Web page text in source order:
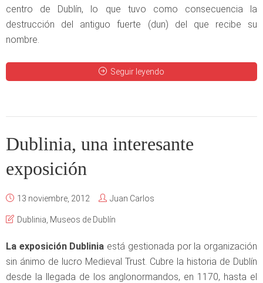
centro de Dublín, lo que tuvo como consecuencia la
destrucción del antiguo fuerte (dun) del que recibe su
nombre.
Seguir leyendo
Dublinia, una interesante
exposición
13 noviembre, 2012 Juan Carlos
Dublinia Museos de Dublín
La exposición Dublinia está gestionada por la organización
sin ánimo de lucro Medieval Trust. Cubre la historia de Dublín
desde la llegada de los anglonormandos, en 1170, hasta el